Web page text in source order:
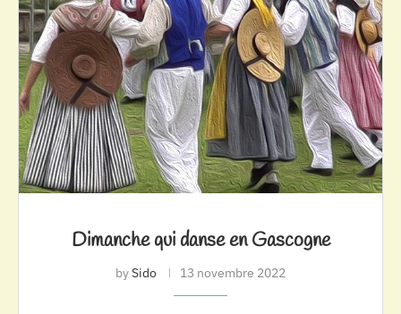
Dimanche qui danse en Gascogne
bySido 13 novembre 2022